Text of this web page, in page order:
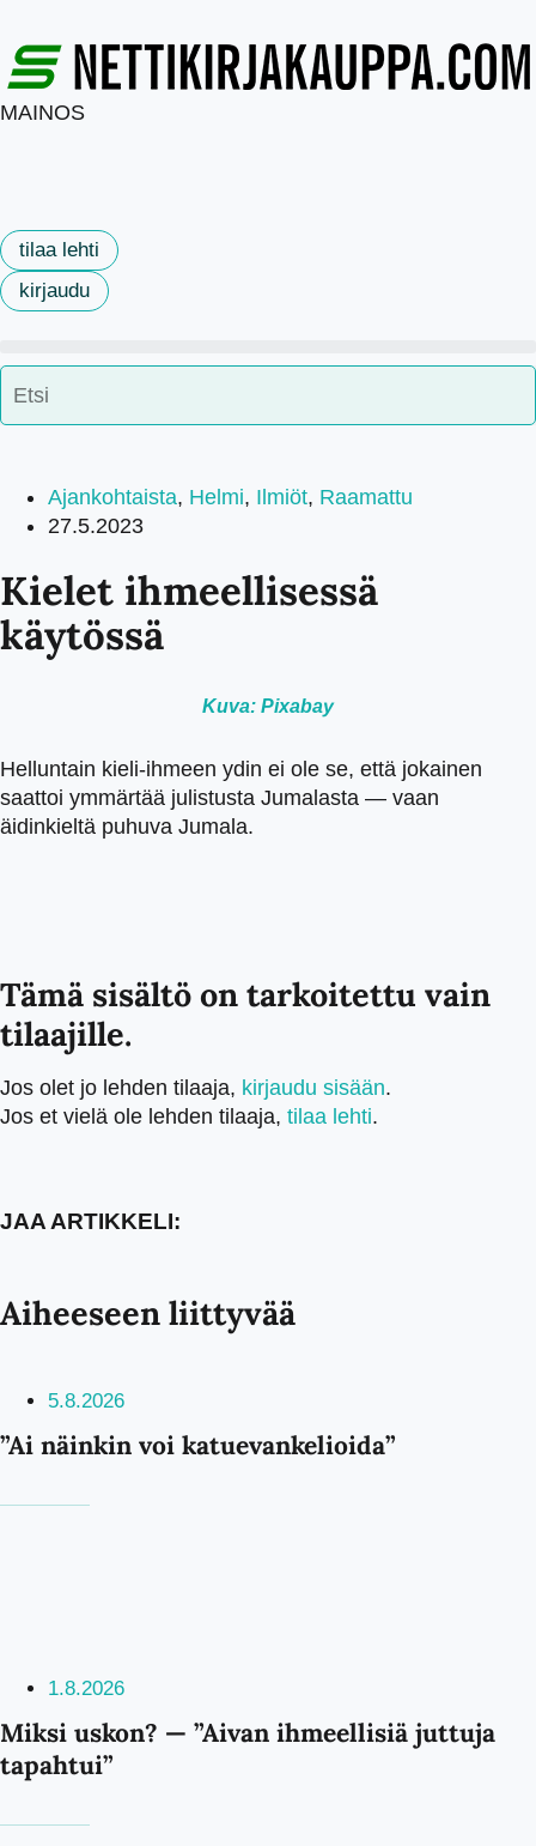
MAINOS
tilaa lehti
kirjaudu
Ajankohtaista, Helmi, Ilmiöt, Raamattu
27.5.2023
Kielet ihmeellisessä
käytössä
Kuva: Pixabay
Helluntain kieli-ihmeen ydin ei ole se, että jokainen
saattoi ymmärtää julistusta Jumalasta — vaan
äidinkieltä puhuva Jumala.
Tämä sisältö on tarkoitettu vain
tilaajille.
Jos olet jo lehden tilaaja, kirjaudu sisään.
Jos et vielä ole lehden tilaaja, tilaa lehti.
JAA ARTIKKELI:
Aiheeseen liittyvää
5.8.2026
”Ai näinkin voi katuevankelioida”
1.8.2026
Miksi uskon? — ”Aivan ihmeellisiä juttuja
tapahtui”